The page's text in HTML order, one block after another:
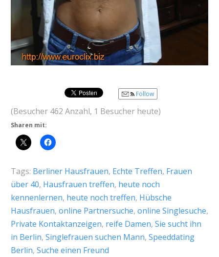
Follow
(Besucher 462 Anzahl, 1 Besucher heute)
Sharen mit:
Tags: Berliner Hausfrauen, Echte Treffen, Frauen
über 40, Hausfrauen treffen, heute noch
kennenlernen, heute noch treffen, Hübsche
Hausfrauen, online Partnersuche, online Singlesuche,
Private Kontaktanzeigen, reife Damen, Sie sucht ihn
in Berlin, Singlefrauen suchen Mann, Speeddating
Berlin, Suche einen Freund